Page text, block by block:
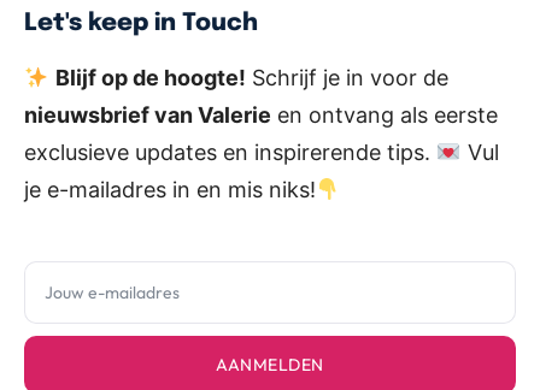
Let's keep in Touch
Blijf op de hoogte! Schrijf je in voor de
nieuwsbrief van Valerie en ontvang als eerste
exclusieve updates en inspirerende tips.
Vul
je e-mailadres in en mis niks!
AANMELDEN